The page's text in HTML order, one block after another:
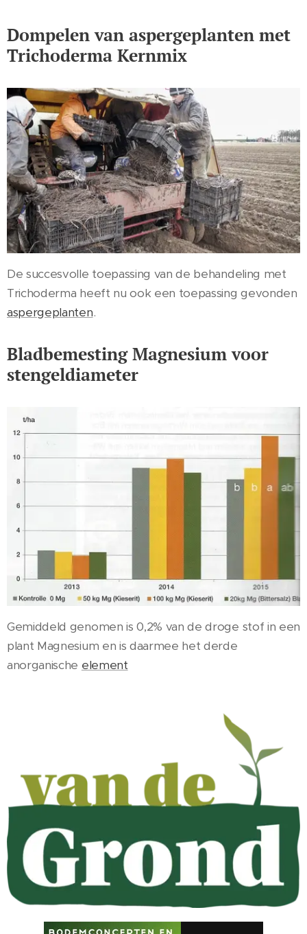
Dompelen van aspergeplanten met
Trichoderma Kernmix
De succesvolle toepassing van de behandeling met
Trichoderma heeft nu ook een toepassing gevonden
aspergeplanten.
Bladbemesting Magnesium voor
stengeldiameter
Gemiddeld genomen is 0,2% van de droge stof in een
plant Magnesium en is daarmee het derde
anorganische element